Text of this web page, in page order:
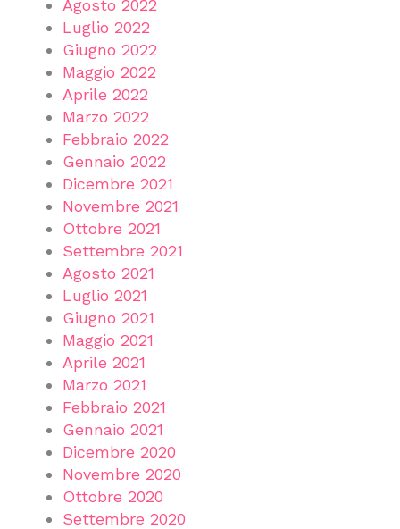
Agosto 2022
Luglio 2022
Giugno 2022
Maggio 2022
Aprile 2022
Marzo 2022
Febbraio 2022
Gennaio 2022
Dicembre 2021
Novembre 2021
Ottobre 2021
Settembre 2021
Agosto 2021
Luglio 2021
Giugno 2021
Maggio 2021
Aprile 2021
Marzo 2021
Febbraio 2021
Gennaio 2021
Dicembre 2020
Novembre 2020
Ottobre 2020
Settembre 2020